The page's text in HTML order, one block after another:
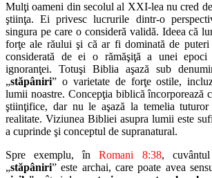
Mulţi oameni din secolul al XXI-lea nu cred
ştiinţa. Ei privesc lucrurile dintr-o
singura pecare o consideră validă. Ideea că
forţe ale răului şi că ar fi dominată de puteri
considerată de ei o rămăşiţă a unei
ignoranţei. Totuşi Biblia aşază sub
„stăpâniri” o varietate de forţe ostile,
lumii noastre. Concepţia biblică încorporează
ştiinţifice, dar nu le aşază la temelia tuturor
realitate. Viziunea Bibliei asupra lumii este
a cuprinde şi conceptul de supranatural.
Spre exemplu, înRomani 8:38,
„stăpâniri” este archai, care poate avea